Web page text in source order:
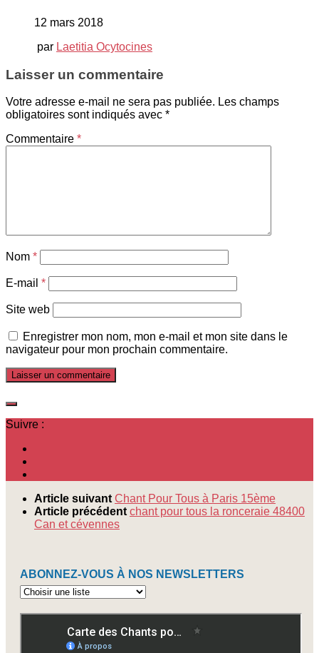
12 mars 2018
par Laetitia Ocytocines
Laisser un commentaire
Votre adresse e-mail ne sera pas publiée. Les champs
obligatoires sont indiqués avec *
Commentaire *
Nom *
E-mail *
Site web
Enregistrer mon nom, mon e-mail et mon site dans le
navigateur pour mon prochain commentaire.
Suivre :
Article suivant Chant Pour Tous à Paris 15ème
Article précédent chant pour tous la ronceraie 48400
Can et cévennes
ABONNEZ-VOUS À NOS NEWSLETTERS
Abonnez-
à
newsletters